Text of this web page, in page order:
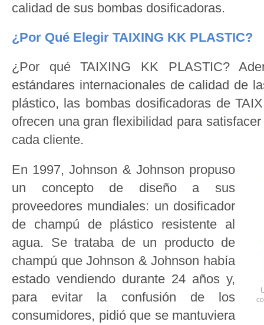
calidad de sus bombas dosificadoras.
¿Por Qué Elegir TAIXING KK PLASTIC?
¿Por qué TAIXING KK PLASTIC?
estándares internacionales de calidad de
plástico, las bombas dosificadoras de
ofrecen una gran flexibilidad para
cada cliente.
En 1997, Johnson & Johnson propuso
un concepto de diseño a sus
proveedores mundiales: un dosificador
de champú de plástico resistente al
agua. Se trataba de un producto de
champú que Johnson & Johnson había
estado vendiendo durante 24 años y,
para evitar la confusión de los
consumidores, pidió que se mantuviera